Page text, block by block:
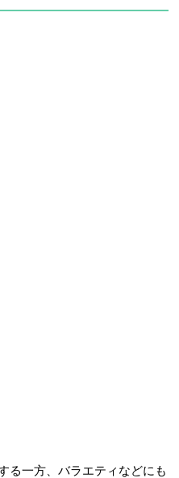
る一方、バラエティなどにも